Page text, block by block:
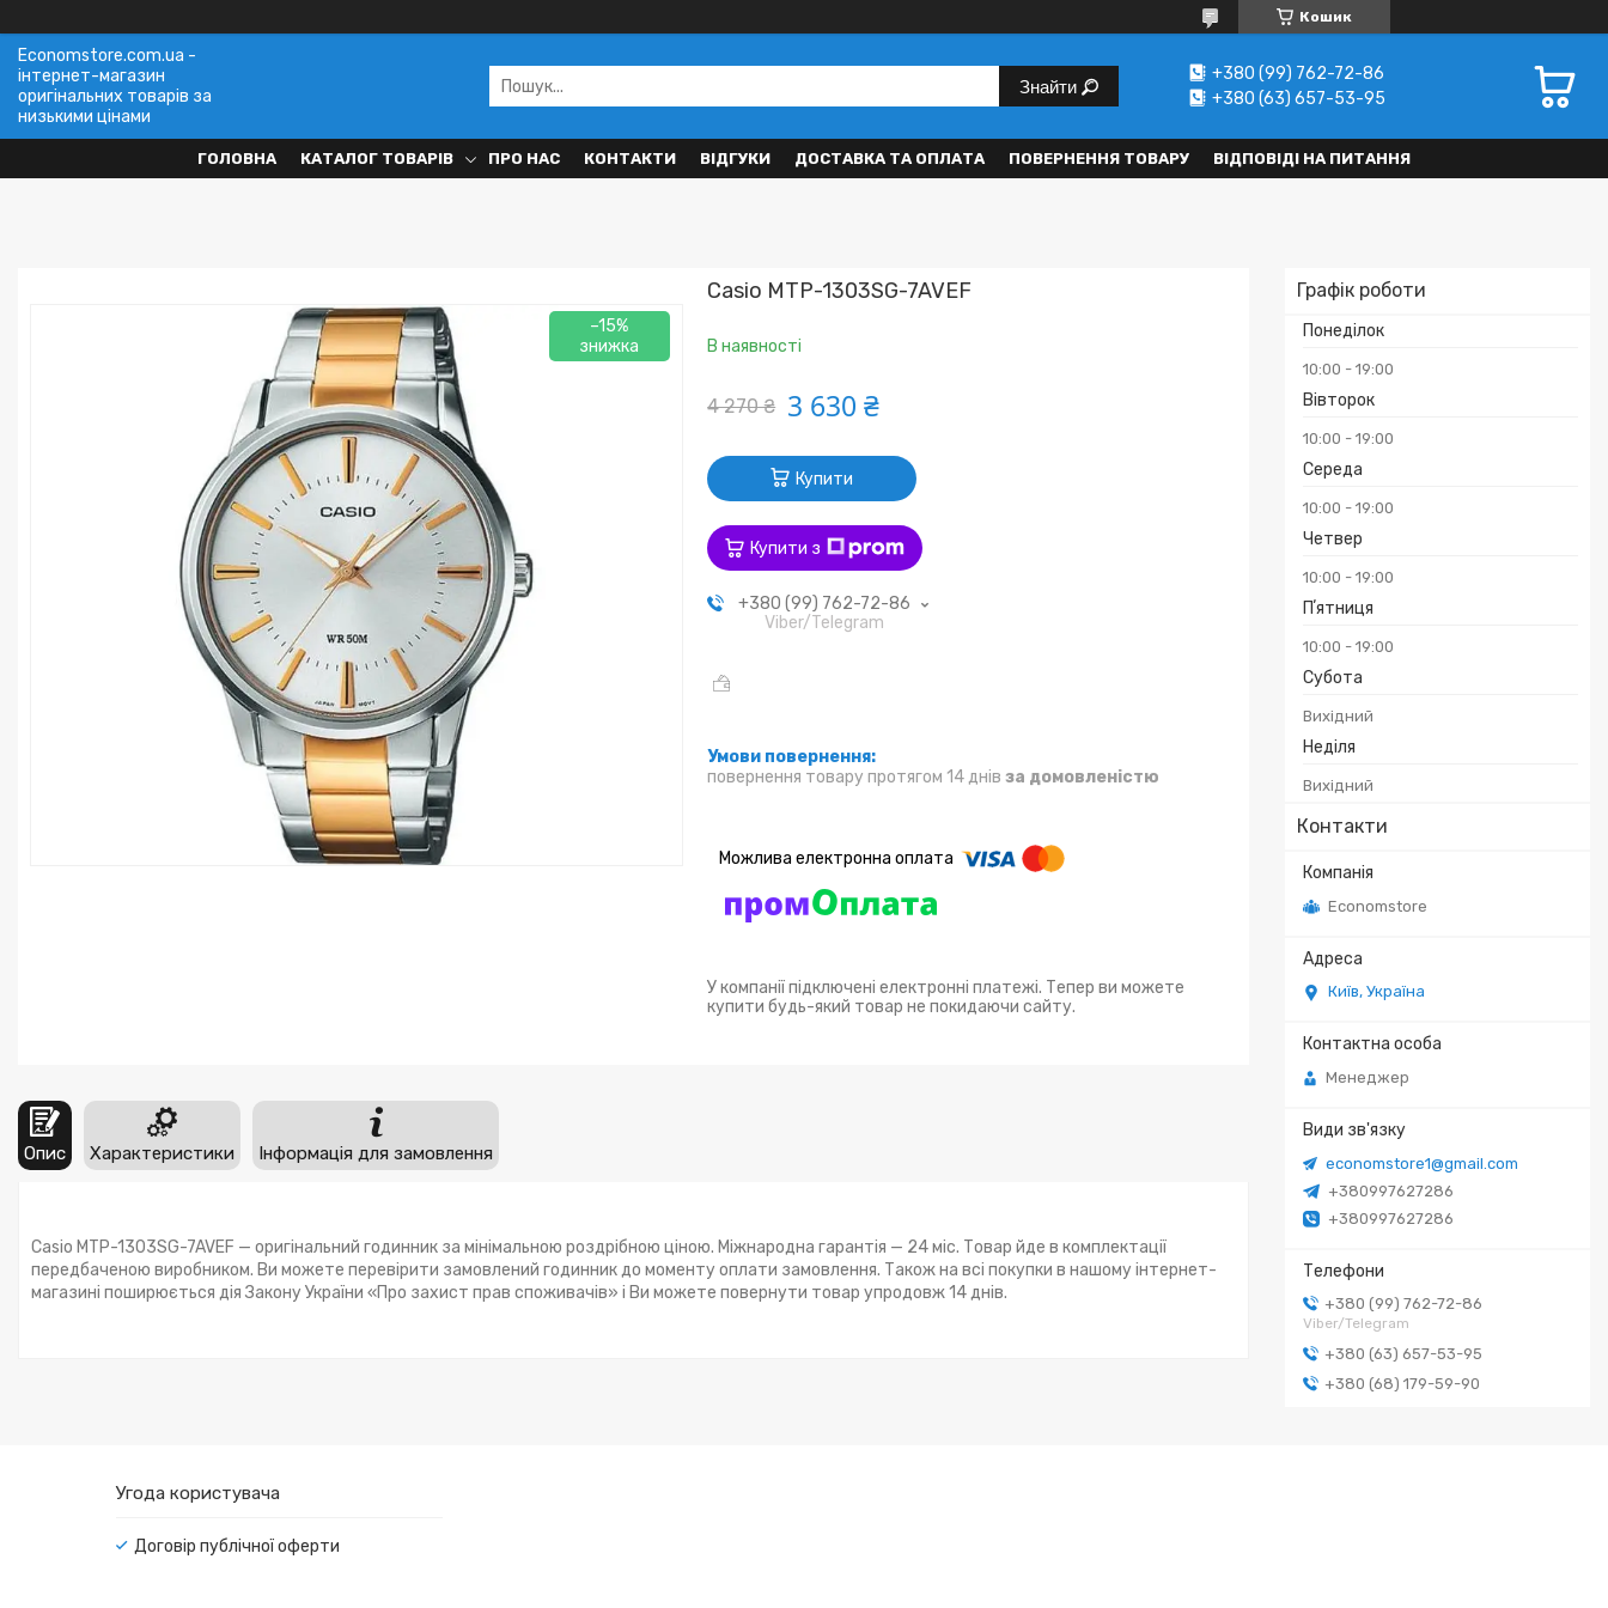
Кошик
Economstore.com.ua -
інтернет-магазин
оригінальних товарів за
низькими цінами
Знайти
+380 (99) 762-72-86
+380 (63) 657-53-95
ГОЛОВНА КАТАЛОГ ТОВАРІВ ПРО НАС КОНТАКТИ ВІДГУКИ ДОСТАВКА ТА ОПЛАТА ПОВЕРНЕННЯ ТОВАРУ ВІДПОВІДІ НА ПИТАННЯ
Графік роботи
Понеділок
10:00 19:00
Вівторок
10:00 19:00
Середа
10:00 19:00
Четвер
10:00 19:00
Пʼятниця
10:00 19:00
Субота
Вихідний
Неділя
Вихідний
Контакти
Economstore
Київ, Україна
Менеджер
economstore1@gmail.com
+380997627286
+380997627286
+380 (99) 762-72-86
Viber/Telegram
+380 (63) 657-53-95
+380 (68) 179-59-90
–15%
Casio MTP-1303SG-7AVEF
В наявності
4 270 ₴ 3 630 ₴
Купити
Купити з
+380 (99) 762-72-86
Viber/Telegram
повернення товару протягом 14 днів за домовленістю
У компанії підключені електронні платежі. Тепер ви можете
купити будь-який товар не покидаючи сайту.
Опис Характеристики Інформація для замовлення
Casio MTP-1303SG-7AVEF — оригінальний годинник за мінімальною роздрібною ціною. Міжнародна гарантія — 24 міс. Товар йде в комплектації
передбаченою виробником. Ви можете перевірити замовлений годинник до моменту оплати замовлення. Також на всі покупки в нашому інтернет-
магазині поширюється дія Закону України «Про захист прав споживачів» і Ви можете повернути товар упродовж 14 днів.
Угода користувача
Договір публічної оферти